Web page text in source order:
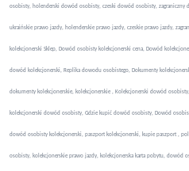
osobisty, holenderski dowód osobisty, czeski dowód osobisty, zagraniczny
ukraińskie prawo jazdy, holenderskie prawo jazdy, czeskie prawo jazdy,
kolekcjonerski Sklep, Dowód osobisty kolekcjonerski cena, Dowód
dowód kolekcjonerski, Replika dowodu osobistego, Dokumenty
dokumenty kolekcjonerskie, kolekcjonerskie , Kolekcjonerski dowód
kolekcjonerski dowód osobisty, Gdzie kupić dowód osobisty, Dowód
dowód osobisty kolekcjonerski, paszport kolekcjonerski, kupie paszport ,
osobisty, kolekcjonerskie prawo jazdy, kolekcjonerska karta pobytu, dowód